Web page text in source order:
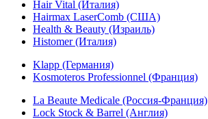
Hair Vital (Италия)
Hairmax LaserComb (США)
Health & Beauty (Израиль)
Histomer (Италия)
Klapp (Германия)
Kosmoteros Professionnel (Франция)
La Beaute Medicale (Россия-Франция)
Lock Stock & Barrel (Англия)